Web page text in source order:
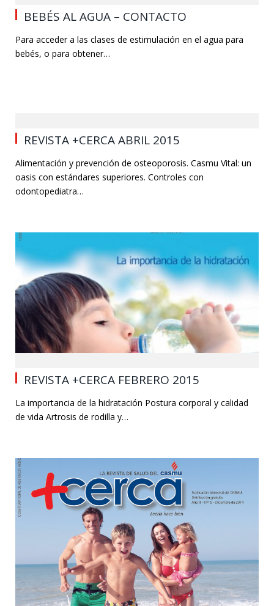
BEBÉS AL AGUA – CONTACTO
Para acceder a las clases de estimulación en el agua para
bebés, o para obtener…
REVISTA +CERCA ABRIL 2015
Alimentación y prevención de osteoporosis. Casmu Vital: un
oasis con estándares superiores. Controles con
odontopediatra…
REVISTA +CERCA FEBRERO 2015
La importancia de la hidratación Postura corporal y calidad
de vida Artrosis de rodilla y…